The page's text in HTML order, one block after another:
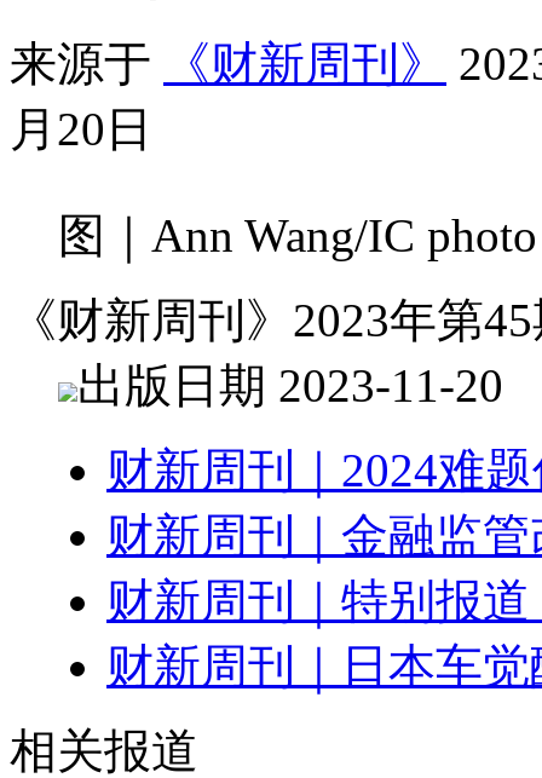
来源于 《财新周刊》
月20日
图｜Ann Wang/IC photo
《财新周刊》2023年第
出版日期 2023-11-20
财新周刊｜2024难
财新周刊｜金融监
财新周刊｜特别报
财新周刊｜日本车觉
相关报道